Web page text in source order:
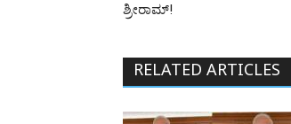
ಶ್ರೀರಾಮ್!
RELATED ARTICLES